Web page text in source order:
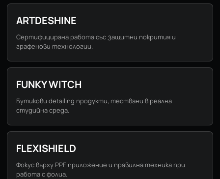
ARTDESHINE
Сертифицирана работа със защитни покрития и
графенови технологии.
FUNKY WITCH
Бутикови detailing продукти, тествани в реална
студийна среда.
FLEXISHIELD
Фокус върху PPF приложение и правилна техника при
работа с фолиа.